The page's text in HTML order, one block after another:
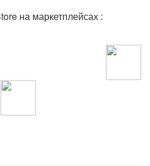
на маркетплейсах :